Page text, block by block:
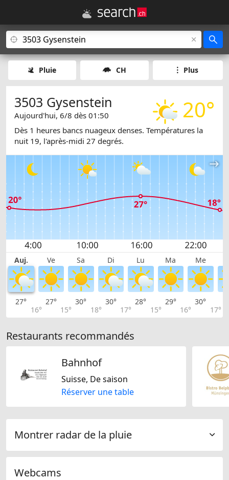
Pluie CH Plus
20°
3503 Gysenstein
Aujourd'hui, 6/8 dès 01:50
Dès 1 heures bancs nuageux denses. Températures la
nuit 19, l'après-midi 27 degrés.
Auj. Ve Sa Di Lu Ma Me
27°
16°
27°
15°
30°
18°
30°
17°
28°
15°
29°
16°
30°
17°
Restaurants recommandés
Bahnhof
Suisse, De saison
Réserver une table
Montrer radar de la pluie
Webcams